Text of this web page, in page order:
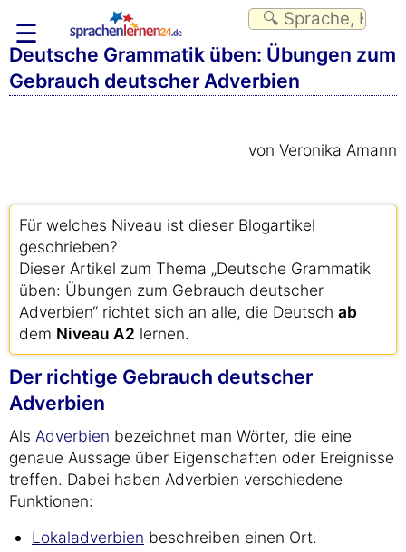
☰
Deutsche Grammatik üben: Übungen zum
Gebrauch deutscher Adverbien
von Veronika Amann
Für welches Niveau ist dieser Blogartikel
geschrieben?
Dieser Artikel zum Thema „Deutsche Grammatik
üben: Übungen zum Gebrauch deutscher
Adverbien“ richtet sich an alle, die Deutsch ab
dem Niveau A2 lernen.
Der richtige Gebrauch deutscher
Adverbien
Als Adverbien bezeichnet man Wörter, die eine
genaue Aussage über Eigenschaften oder Ereignisse
treffen. Dabei haben Adverbien verschiedene
Funktionen:
Lokaladverbien beschreiben einen Ort.